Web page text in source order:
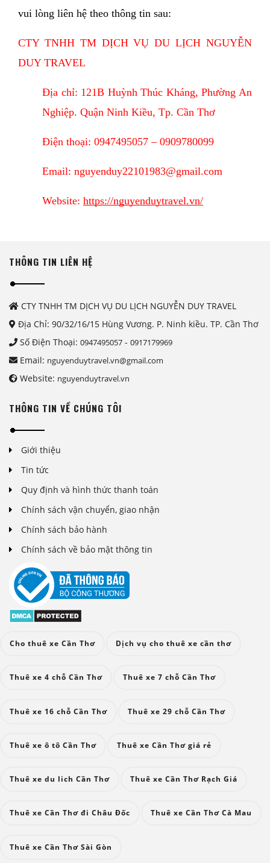
vui lòng liên hệ theo thông tin sau:
CTY TNHH TM DỊCH VỤ DU LỊCH NGUYỄN
DUY TRAVEL
Địa chỉ: 121B Huỳnh Thúc Kháng, Phường An
Nghiệp. Quận Ninh Kiều, Tp. Cần Thơ
Điện thoại: 0947495057 – 0909780099
Email: nguyenduy22101983@gmail.com
Website: https://nguyenduytravel.vn/
THÔNG TIN LIÊN HỆ
CTY TNHH TM DỊCH VỤ DU LỊCH NGUYỄN DUY TRAVEL
Địa Chỉ: 90/32/16/15 Hùng Vương. P. Ninh kiều. TP. Cần Thơ
Số Điện Thoại: 0947495057 - 0917179969
Email: nguyenduytravel.vn@gmail.com
Website: nguyenduytravel.vn
THÔNG TIN VỀ CHÚNG TÔI
Giới thiệu
Tin tức
Quy định và hình thức thanh toán
Chính sách vận chuyển, giao nhận
Chính sách bảo hành
Chính sách về bảo mật thông tin
Cho thuê xe Cần Thơ Dịch vụ cho thuê xe cần thơ
Thuê xe 4 chỗ Cần Thơ Thuê xe 7 chỗ Cần Thơ
Thuê xe 16 chỗ Cần Thơ Thuê xe 29 chỗ Cần Thơ
Thuê xe ô tô Cần Thơ Thuê xe Cần Thơ giá rẻ
Thuê xe du lich Cần Thơ Thuê xe Cần Thơ Rạch Giá
Thuê xe Cần Thơ đi Châu Đốc Thuê xe Cần Thơ Cà Mau
Thuê xe Cần Thơ Sài Gòn